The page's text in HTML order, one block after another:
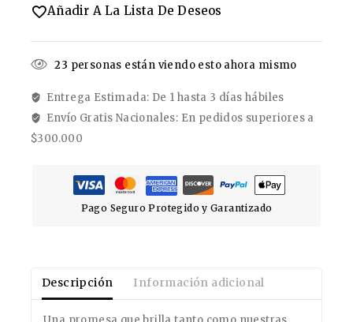
Añadir A La Lista De Deseos
23 personas están viendo esto ahora mismo
Entrega Estimada: De 1 hasta 3 días hábiles
Envío Gratis Nacionales: En pedidos superiores a
$300.000
Pago Seguro Protegido y Garantizado
Descripción Información adicional